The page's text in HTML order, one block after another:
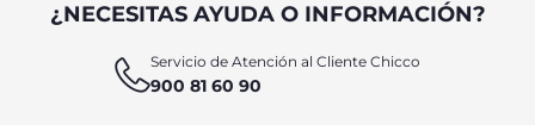
¿NECESITAS AYUDA O INFORMACIÓN?
Servicio de Atención al Cliente Chicco
900 81 60 90